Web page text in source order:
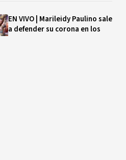
EN VIVO | Marileidy Paulino sale
a defender su corona en los